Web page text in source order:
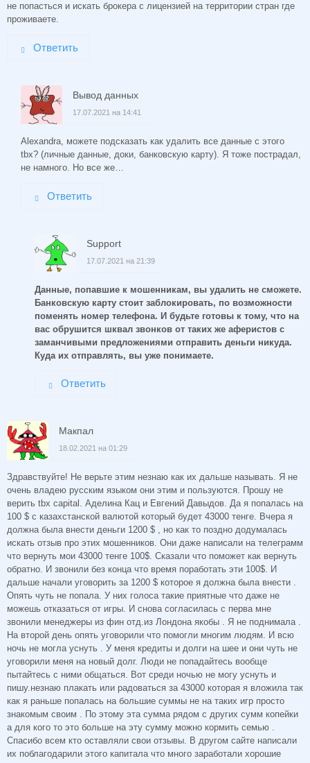
не попасться и искать брокера с лицензией на территории стран где
проживаете.
Ответить
Вывод данных
17.07.2021 на 14:41
Alexandra, можете подсказать как удалить все данные с этого
tbx? (личные данные, доки, банковскую карту). Я тоже пострадал,
не намного. Но все же…
Ответить
Support
17.07.2021 на 21:39
Данные, попавшие к мошенникам, вы удалить не сможете.
Банковскую карту стоит заблокировать, по возможности
поменять номер телефона. И будьте готовы к тому, что на
вас обрушится шквал звонков от таких же аферистов с
заманчивыми предложениями отправить деньги никуда.
Куда их отправлять, вы уже понимаете.
Ответить
Макпал
18.02.2021 на 01:29
Здравствуйте! Не верьте этим незнаю как их дальше называть. Я не
очень владею русским языком они этим и пользуются. Прошу не
верить tbx capital. Аделина Кац и Евгений Давыдов. Да я попалась на
100 $ с казахстанской валютой который будет 43000 тенге. Вчера я
должна была внести деньги 1200 $ , но как то поздно додумалась
искать отзыв про этих мошенников. Они даже написали на телеграмм
что вернуть мои 43000 тенге 100$. Сказали что поможет как вернуть
обратно. И звонили без конца что время поработать эти 100$. И
дальше начали уговорить за 1200 $ которое я должна была внести .
Опять чуть не попала. У них голоса такие приятные что даже не
можешь отказаться от игры. И снова согласилась с перва мне
звонили менеджеры из фин отд.из Лондона якобы . Я не поднимала .
На второй день опять уговорили что помогли многим людям. И всю
ночь не могла уснуть . У меня кредиты и долги на шее и они чуть не
уговорили меня на новый долг. Люди не попадайтесь вообще
пытайтесь с ними общаться. Вот среди ночью не могу уснуть и
пишу.незнаю плакать или радоваться за 43000 которая я вложила так
как я раньше попалась на большие суммы не на таких игр просто
знакомым своим . По этому эта сумма рядом с других сумм копейки
а для кого то это больше на эту сумму можно кормить семью .
Спасибо всем кто оставляли свои отзывы. В другом сайте написали
их поблагодарили этого капитала что много заработали хорошие